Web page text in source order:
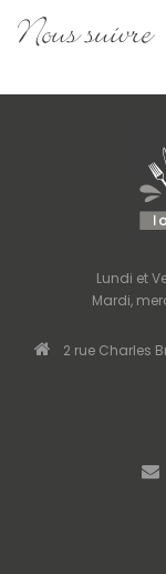
Nous suivre
Lundi et
Mardi,
2 rue Charles